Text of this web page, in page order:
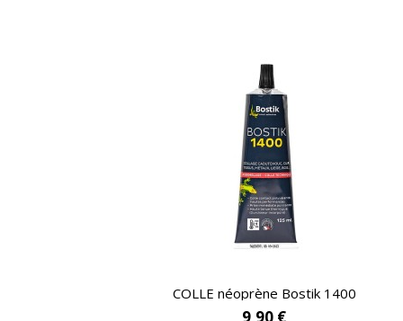
APERÇU RAPIDE
COLLE néoprène Bostik 1400